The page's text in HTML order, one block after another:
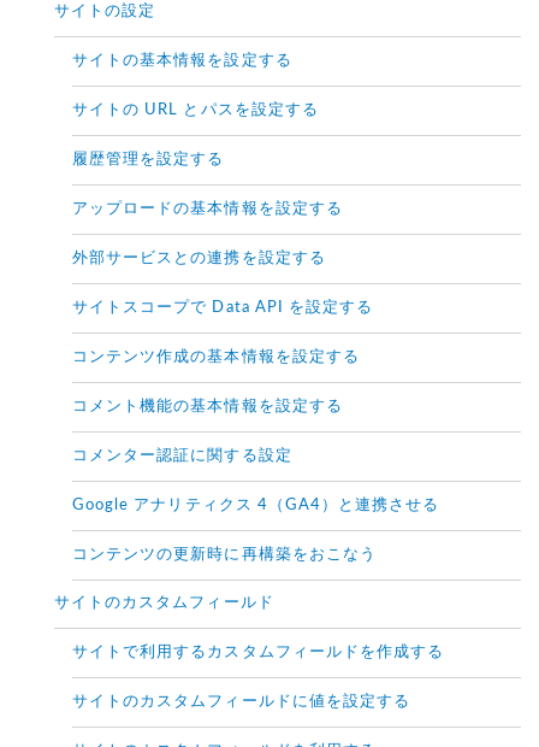
サイトの設定
サイトの基本情報を設定する
サイトの URL とパスを設定する
履歴管理を設定する
アップロードの基本情報を設定する
外部サービスとの連携を設定する
サイトスコープで Data API を設定する
コンテンツ作成の基本情報を設定する
コメント機能の基本情報を設定する
コメンター認証に関する設定
Google アナリティクス 4（GA4）と連携させる
コンテンツの更新時に再構築をおこなう
サイトのカスタムフィールド
サイトで利用するカスタムフィールドを作成する
サイトのカスタムフィールドに値を設定する